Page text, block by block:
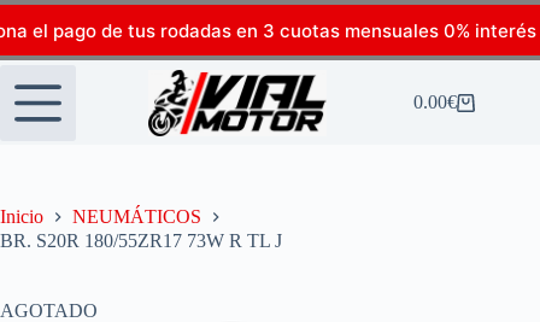
el pago de tus rodadas en 3 cuotas mensuales 0% interés
0.00€
Inicio
NEUMÁTICOS
BR. S20R 180/55ZR17 73W R TL J
AGOTADO